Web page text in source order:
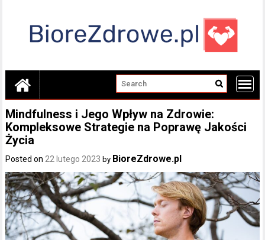
Mindfulness i Jego Wpływ na Zdrowie:
Kompleksowe Strategie na Poprawę Jakości
Życia
Posted on 22 lutego 2023 by BioreZdrowe.pl